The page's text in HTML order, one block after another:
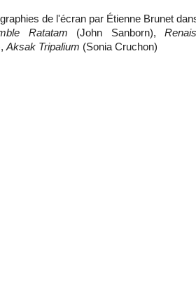
de l'écran par Étienne Brunet
Ratatam (John Sanborn),
Aksak Tripalium (Sonia Cruchon)